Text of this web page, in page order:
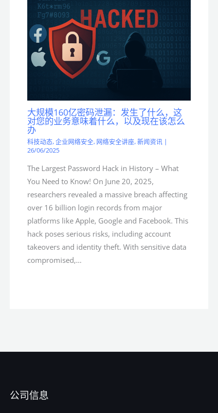
大规模160亿密码泄漏：发生了什么，这
对您的业务意味着什么，以及现在该怎么
办
科技动态,企业网络安全, 网络安全讲座,新闻资讯 |
26/06/2025
The Largest Password Hack in History – What
You Need to Know! On June 20, 2025,
researchers revealed a massive breach affecting
over 16 billion login records from major
platforms like Apple, Google and Facebook. This
hack poses serious risks, including account
takeovers and identity theft. With sensitive data
compromised,…
公司信息